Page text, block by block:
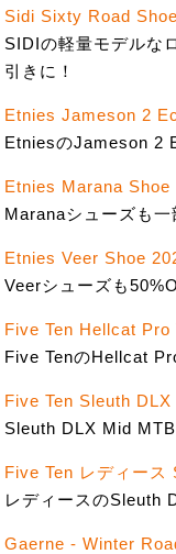
Sidi Sixty Road
SIDIの軽量モデルな
引きに！
Etnies Jameson 2
EtniesのJameson 2
Etnies Marana Shoe
Maranaシューズも
Etnies Veer Shoe
Veerシューズも
Five Ten Hellcat
Five TenのHellcat
Five Ten Sleuth
Sleuth DLX Mid
Five Ten レディー
レディースのSleuth
Gaerne - Winter